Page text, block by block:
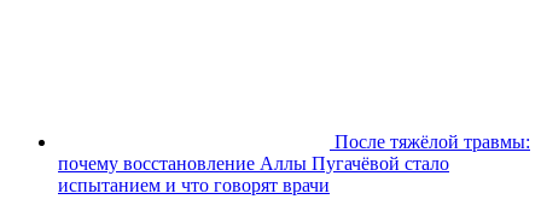
После тяжёлой травмы:
почему восстановление Аллы Пугачёвой стало
испытанием и что говорят врачи